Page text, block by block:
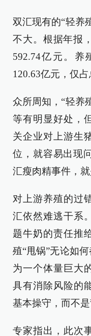
双汇现有的“轻养
不大。根据年报
592.74亿元。养
120.63亿元，仅占
众所周知，“轻养
等有明显好处，
关企业对上游生
位，就容易出现
汇瘦肉精事件，就
对上游养殖的过
汇依然难逃干系
题牛奶的责任推
殖“甩锅”无论如
为一个体量巨大
具有消除风险的
基本操守，而不是
专家指出，此次